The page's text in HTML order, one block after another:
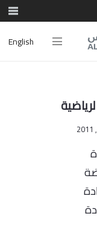
English